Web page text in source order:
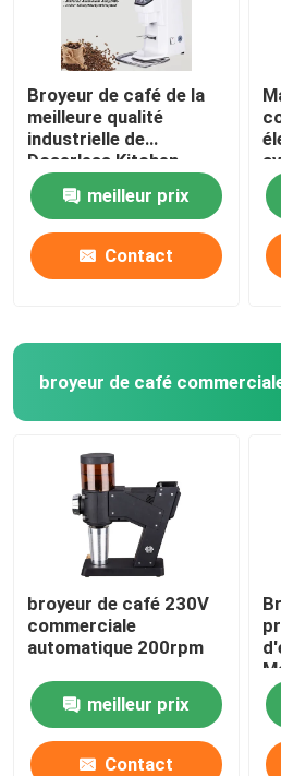
Broyeur de café de la
meilleure qualité
industrielle de
Doserless Kitchen
Appliances
meilleur prix
Contact
broyeur de café
broyeur de café 230V
commerciale
automatique 200rpm
meilleur prix
Contact